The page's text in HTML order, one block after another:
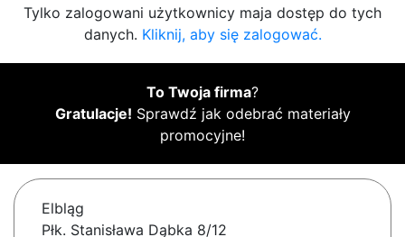
Tylko zalogowani użytkownicy maja dostęp do tych
danych. Kliknij, aby się zalogować.
To Twoja firma?
Gratulacje! Sprawdź jak odebrać materiały
promocyjne!
Elbląg
Płk. Stanisława Dąbka 8/12